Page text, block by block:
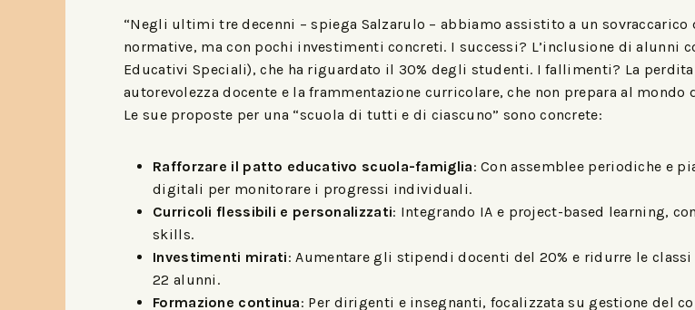
“Negli ultimi tre decenni – spiega Salzarulo – abbiamo assistito a un
normative, ma con pochi investimenti concreti. I successi? L’inclusione di alunni
Educativi Speciali), che ha riguardato il 30% degli studenti. I fallimenti? La
autorevolezza docente e la frammentazione curricolare, che non prepara al mondo
Le sue proposte per una “scuola di tutti e di ciascuno” sono concrete:
Rafforzare il patto educativo scuola-famiglia: Con assemblee periodiche e
digitali per monitorare i progressi individuali.
Curricoli flessibili e personalizzati: Integrando IA e project-based learning,
skills.
Investimenti mirati: Aumentare gli stipendi docenti del 20% e ridurre le
22 alunni.
Formazione continua: Per dirigenti e insegnanti, focalizzata su gestione del